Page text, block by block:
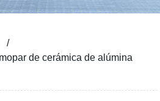
de cerámica de alúmina